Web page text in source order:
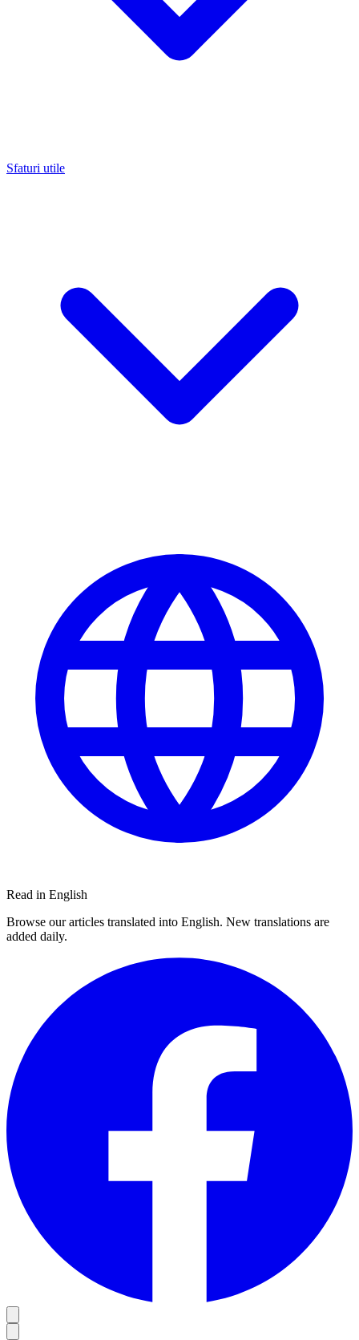
Sfaturi utile
Read in English
Browse our articles translated into English. New translations are
added daily.